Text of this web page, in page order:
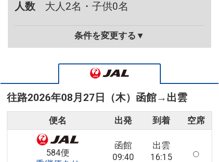
人数
大人2名・子供0名
条件を変更する▼
往路2026年08月27日（木） 函館→ 出雲
便名 出発 到着 空席
584便
函館
09:40
出雲
16:15